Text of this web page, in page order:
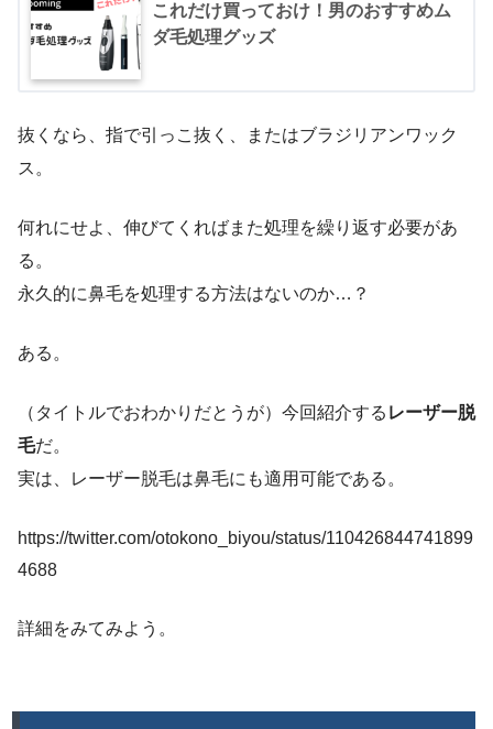
これだけ買っておけ！男のおすすめム
ダ毛処理グッズ
抜くなら、指で引っこ抜く、またはブラジリアンワック
ス。
何れにせよ、伸びてくればまた処理を繰り返す必要があ
る。
永久的に鼻毛を処理する方法はないのか…？
ある。
（タイトルでおわかりだとうが）今回紹介する レーザー脱
毛だ。
実は、レーザー脱毛は鼻毛にも適用可能である。
https://twitter.com/otokono_biyou/status/110426844741899
4688
詳細をみてみよう。